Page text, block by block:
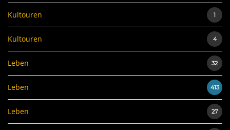
Kultouren 1
Kultouren 4
Leben 32
Leben 413
Leben 27